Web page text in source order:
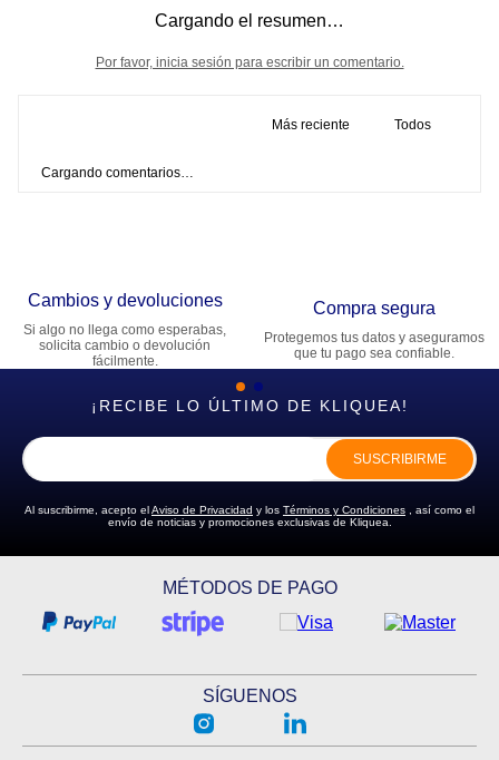
Cargando el resumen…
Por favor, inicia sesión para escribir un comentario.
Más reciente Todos
Cargando comentarios…
Cambios y devoluciones
Si algo no llega como esperabas,
solicita cambio o devolución
fácilmente.
Compra segura
Protegemos tus datos y aseguramos
que tu pago sea confiable.
¡RECIBE LO ÚLTIMO DE KLIQUEA!
SUSCRIBIRME
Al suscribirme, acepto elAviso de Privacidad y los Términos y Condiciones , así como el
envío de noticias y promociones exclusivas de Kliquea.
MÉTODOS DE PAGO
SÍGUENOS